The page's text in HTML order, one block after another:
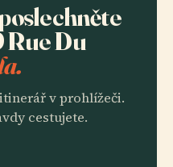
Rue Du
v prohlížeči.
cestujete.